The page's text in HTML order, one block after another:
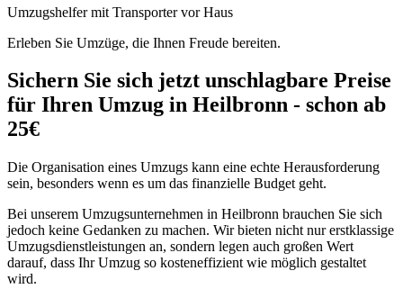
Umzugshelfer mit Transporter vor Haus
Erleben Sie Umzüge, die Ihnen Freude bereiten.
Sichern Sie sich jetzt unschlagbare Preise
für Ihren Umzug in Heilbronn - schon ab
25€
Die Organisation eines Umzugs kann eine echte Herausforderung
sein, besonders wenn es um das finanzielle Budget geht.
Bei unserem Umzugsunternehmen in Heilbronn brauchen Sie sich
jedoch keine Gedanken zu machen. Wir bieten nicht nur erstklassige
Umzugsdienstleistungen an, sondern legen auch großen Wert
darauf, dass Ihr Umzug so kosteneffizient wie möglich gestaltet
wird.